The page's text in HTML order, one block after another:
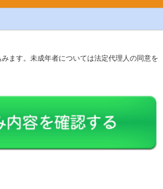
ます。未成年者については法定代理人の同意を